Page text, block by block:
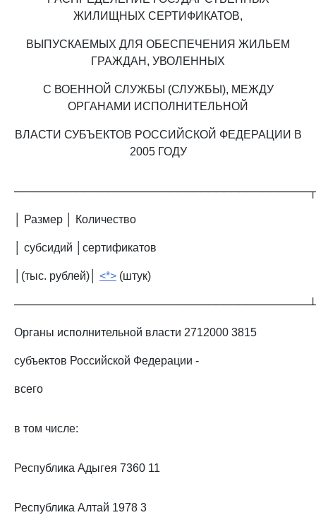
ЖИЛИЩНЫХ СЕРТИФИКАТОВ,
ВЫПУСКАЕМЫХ ДЛЯ ОБЕСПЕЧЕНИЯ ЖИЛЬЕМ
ГРАЖДАН, УВОЛЕННЫХ
С ВОЕННОЙ СЛУЖБЫ (СЛУЖБЫ), МЕЖДУ
ОРГАНАМИ ИСПОЛНИТЕЛЬНОЙ
ВЛАСТИ СУБЪЕКТОВ РОССИЙСКОЙ ФЕДЕРАЦИИ В
2005 ГОДУ
│ Размер │ Количество
│ субсидий │сертификатов
│(тыс. рублей)│ <*> (штук)
Органы исполнительной власти 2712000 3815
субъектов Российской Федерации -
всего
в том числе:
Республика Адыгея 7360 11
Республика Алтай 1978 3